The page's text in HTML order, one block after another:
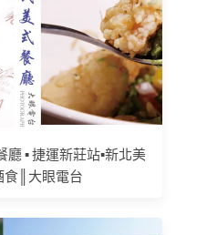
▪ 捷運新莊站▪新北美
食║大眼電台